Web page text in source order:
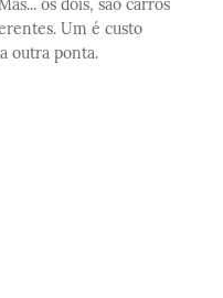
os dois, são carros
Um é custo
outra ponta.